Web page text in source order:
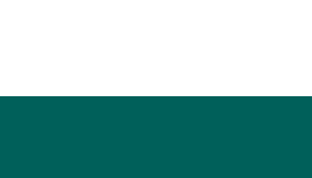
Mensenrechten in Caribisch